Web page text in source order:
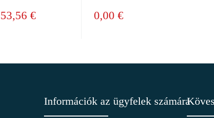
53,56 € 0,00 €
Információk az ügyfelek számára